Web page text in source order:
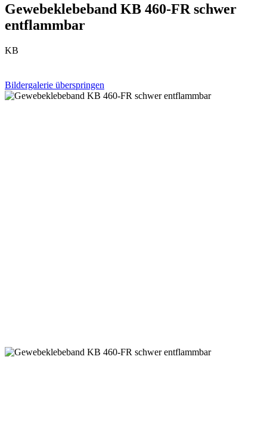
Gewebeklebeband KB 460-FR schwer
entflammbar
KB
Bildergalerie überspringen